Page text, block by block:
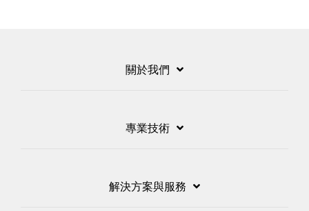
關於我們
專業技術
解決方案與服務